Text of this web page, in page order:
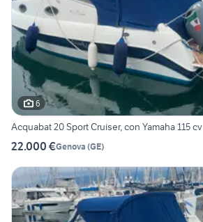
6
Acquabat 20 Sport Cruiser, con Yamaha 115 cv
22.000 €Genova (GE)